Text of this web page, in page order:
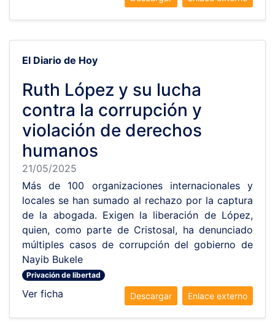
El Diario de Hoy
Ruth López y su lucha
contra la corrupción y
violación de derechos
humanos
21/05/2025
Más de 100 organizaciones internacionales y
locales se han sumado al rechazo por la captura
de la abogada. Exigen la liberación de López,
quien, como parte de Cristosal, ha denunciado
múltiples casos de corrupción del gobierno de
Nayib Bukele
Privación de libertad
Ver ficha Enlace externo
Descargar